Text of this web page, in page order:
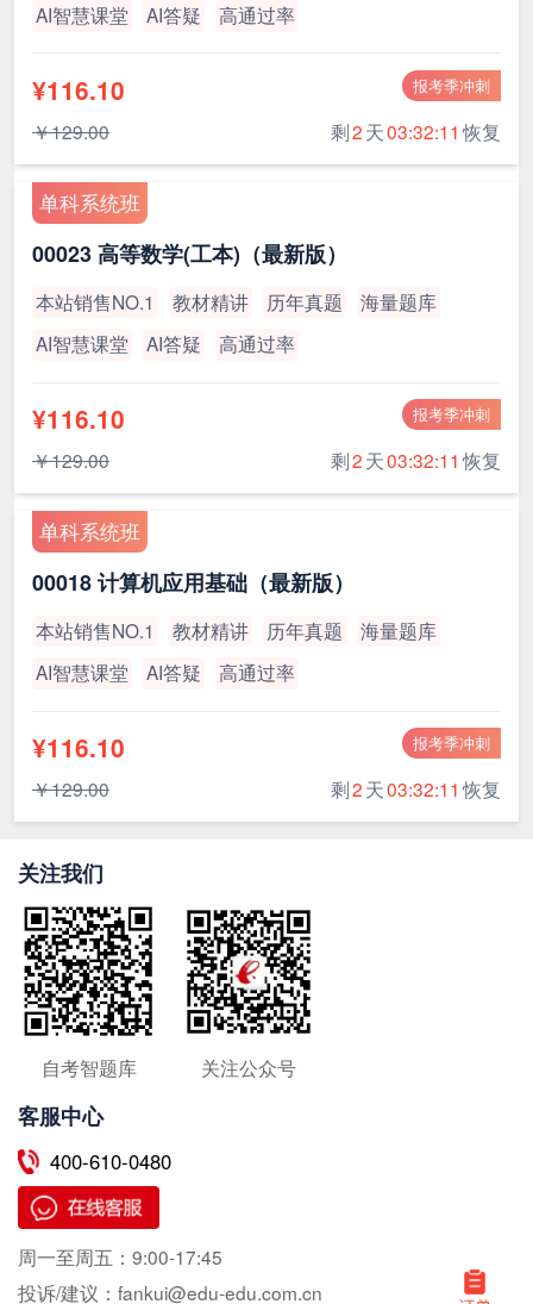
AI智慧课堂
AI答疑 高通过率
报考季冲刺
¥116.10
￥129.00 剩2天03:32:11 恢复
单科系统班
00023 高等数学(工本)（最新版）
本站销售NO.1 教材精讲 历年真题
海量题库
AI智慧课堂
AI答疑 高通过率
报考季冲刺
¥116.10
￥129.00 剩2天03:32:11 恢复
单科系统班
00018 计算机应用基础（最新版）
本站销售NO.1 教材精讲 历年真题
海量题库
AI智慧课堂
AI答疑 高通过率
报考季冲刺
¥116.10
￥129.00 剩2天03:32:11 恢复
关注我们
自考智题库 关注公众号
客服中心
400-610-0480
周一至周五： 9:00-17:45
投诉/建议： fankui@edu-edu.com.cn